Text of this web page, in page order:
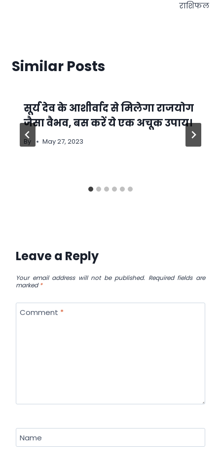
राशिफल
Similar Posts
सूर्य देव के आशीर्वाद से मिलेगा राजयोग
जैसा वैभव, बस करें ये एक अचूक उपाय।
By May 27, 2023
Leave a Reply
Your email address will not be published. Required fields are
marked*
Comment *
Name